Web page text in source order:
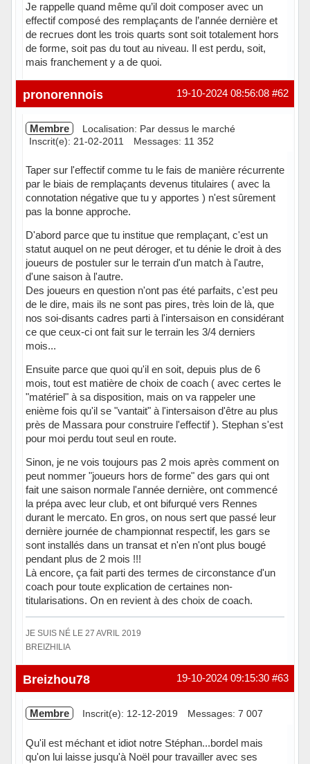
Je rappelle quand même qu’il doit composer avec un
effectif composé des remplaçants de l’année dernière et
de recrues dont les trois quarts sont soit totalement hors
de forme, soit pas du tout au niveau. Il est perdu, soit,
mais franchement y a de quoi.
Hors ligne #62
19-10-2024 08:56:08
pronorennois
Membre
Localisation: Par dessus le marché
Inscrit(e): 21-02-2011
Messages: 11 352
Taper sur l'effectif comme tu le fais de manière récurrente
par le biais de remplaçants devenus titulaires ( avec la
connotation négative que tu y apportes ) n'est sûrement
pas la bonne approche.
D'abord parce que tu institue que remplaçant, c'est un
statut auquel on ne peut déroger, et tu dénie le droit à des
joueurs de postuler sur le terrain d'un match à l'autre,
d'une saison à l'autre.
Des joueurs en question n'ont pas été parfaits, c'est peu
de le dire, mais ils ne sont pas pires, très loin de là, que
nos soi-disants cadres parti à l'intersaison en considérant
ce que ceux-ci ont fait sur le terrain les 3/4 derniers
mois...
Ensuite parce que quoi qu'il en soit, depuis plus de 6
mois, tout est matière de choix de coach ( avec certes le
"matériel" à sa disposition, mais on va rappeler une
enième fois qu'il se "vantait" à l'intersaison d'être au plus
près de Massara pour construire l'effectif ). Stephan s'est
pour moi perdu tout seul en route.
Sinon, je ne vois toujours pas 2 mois après comment on
peut nommer "joueurs hors de forme" des gars qui ont
fait une saison normale l'année dernière, ont commencé
la prépa avec leur club, et ont bifurqué vers Rennes
durant le mercato. En gros, on nous sert que passé leur
dernière journée de championnat respectif, les gars se
sont installés dans un transat et n'en n'ont plus bougé
pendant plus de 2 mois !!!
Là encore, ça fait parti des termes de circonstance d'un
coach pour toute explication de certaines non-
titularisations. On en revient à des choix de coach.
JE SUIS NÉ LE 27 AVRIL 2019
BREIZHILIA
Hors ligne #63
19-10-2024 09:15:30
Breizhou78
Membre Inscrit(e): 12-12-2019 Messages: 7 007
Qu'il est méchant et idiot notre Stéphan...bordel mais
qu'on lui laisse jusqu'à Noël pour travailler avec ses